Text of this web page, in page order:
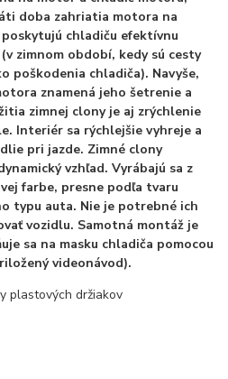
doba zahriatia motora na
chladiču efektívnu
zimnom období, kedy sú cesty
poškodenia chladiča). Navyše,
znamená jeho šetrenie a
zimnej clony je aj zrýchlenie
Interiér sa rýchlejšie vyhreje a
pri jazde. Zimné clony
vzhľad. Vyrábajú sa z
farbe, presne podľa tvaru
typu auta. Nie je potrebné ich
vozidlu. Samotná montáž je
sa na masku chladiča pomocou
videonávod).
plastových držiakov